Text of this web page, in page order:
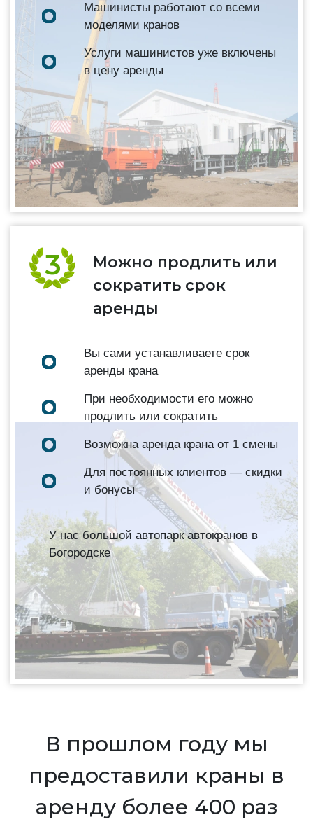
Машинисты работают со всеми
моделями кранов
Услуги машинистов уже включены
в цену аренды
Можно продлить или
сократить срок
аренды
Вы сами устанавливаете срок
аренды крана
При необходимости его можно
продлить или сократить
Возможна аренда крана от 1 смены
Для постоянных клиентов — скидки
и бонусы
У нас большой автопарк автокранов в
Богородске
В прошлом году мы
предоставили краны в
аренду более 400 раз